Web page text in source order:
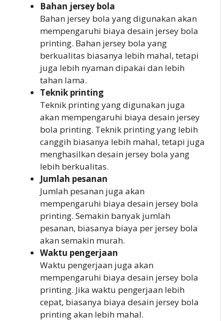
Bahan jersey bola
Bahan jersey bola yang digunakan akan
mempengaruhi biaya desain jersey bola
printing. Bahan jersey bola yang
berkualitas biasanya lebih mahal, tetapi
juga lebih nyaman dipakai dan lebih
tahan lama.
Teknik printing
Teknik printing yang digunakan juga
akan mempengaruhi biaya desain jersey
bola printing. Teknik printing yang lebih
canggih biasanya lebih mahal, tetapi juga
menghasilkan desain jersey bola yang
lebih berkualitas.
Jumlah pesanan
Jumlah pesanan juga akan
mempengaruhi biaya desain jersey bola
printing. Semakin banyak jumlah
pesanan, biasanya biaya per jersey bola
akan semakin murah.
Waktu pengerjaan
Waktu pengerjaan juga akan
mempengaruhi biaya desain jersey bola
printing. Jika waktu pengerjaan lebih
cepat, biasanya biaya desain jersey bola
printing akan lebih mahal.